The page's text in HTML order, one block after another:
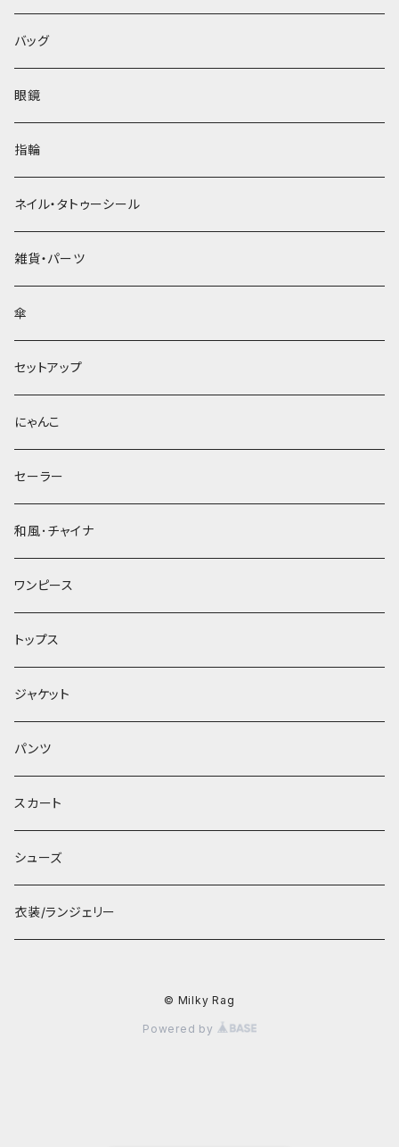
バッグ
眼鏡
指輪
ネイル・タトゥーシール
雑貨・パーツ
傘
セットアップ
にゃんこ
セーラー
和風･チャイナ
ワンピース
トップス
ジャケット
パンツ
スカート
シューズ
衣装/ランジェリー
© Milky Rag
Powered by